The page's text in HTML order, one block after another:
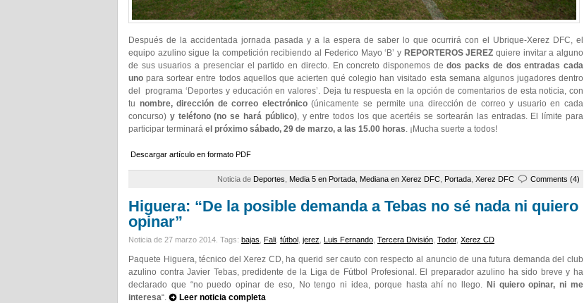
Después de la accidentada jornada pasada y a la espera de saber lo que ocurrirá con el Ubrique-Xerez DFC, el
equipo azulino sigue la competición recibiendo al Federico Mayo ‘B’ y REPORTEROS JEREZ quiere invitar a alguno
de sus usuarios a presenciar el partido en directo. En concreto disponemos dedos packs de dos entradas cada
uno para sortear entre todos aquellos que acierten qué colegio han visitado esta semana algunos jugadores dentro
del programa ‘Deportes y educación en valores’. Deja tu respuesta en la opción de comentarios de esta noticia, con
tu nombre, dirección de correo electrónico(únicamente se permite una dirección de correo y usuario en cada
concurso) y teléfono (no se hará público), y entre todos los que acertéis se sortearán las entradas. El límite para
participar terminará el próximo sábado, 29 de marzo, a las 15.00 horas. ¡Mucha suerte a todos!
Descargar artículo en formato PDF
Noticia de Deportes Media 5 en Portada Mediana en Xerez DFC Portada Xerez DFC Comments (4)
Higuera: “De la posible demanda a Tebas no sé nada ni quiero
opinar”
Noticia de 27 marzo 2014. Tags: bajas Fali fútbol jerez Luis Fernando Tercera División Todor, Xerez CD
Paquete Higuera, técnico del Xerez CD, ha querid ser cauto con respecto al anuncio de una futura demanda del club
azulino contra Javier Tebas, predidente de la Liga de Fútbol Profesional. El preparador azulino ha sido breve y ha
declarado que “no puedo opinar de eso, No tengo ni idea, porque hasta ahí no llego. Ni quiero opinar, ni me
interesa“. Leer noticia completa